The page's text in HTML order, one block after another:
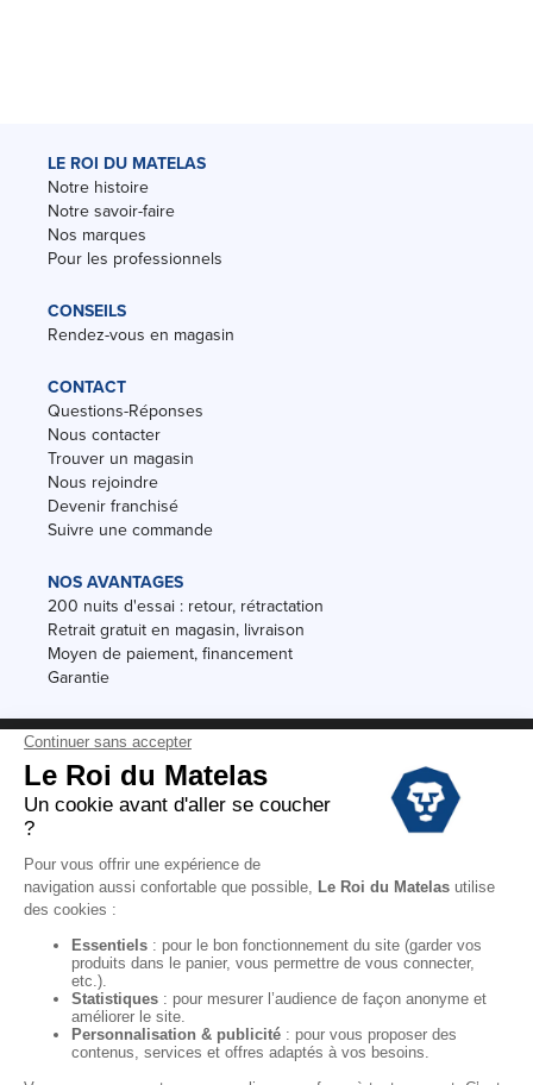
LE ROI DU MATELAS
Notre histoire
Notre savoir-faire
Nos marques
Pour les professionnels
CONSEILS
Rendez-vous en magasin
CONTACT
Questions-Réponses
Nous contacter
Trouver un magasin
Nous rejoindre
Devenir franchisé
Suivre une commande
NOS AVANTAGES
200 nuits d'essai : retour, rétractation
Retrait gratuit en magasin, livraison
Moyen de paiement, financement
Garantie
Conditions des offres
Black Friday
Destockage
Conditions Générales de vente magasin
Mentions Légales
Données personnelles
Codes promo Le Roi du Matelas